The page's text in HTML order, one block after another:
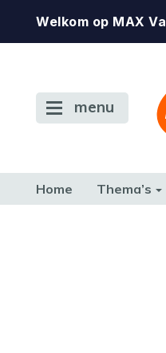
Welkom op MAX
menu
Home Thema’s